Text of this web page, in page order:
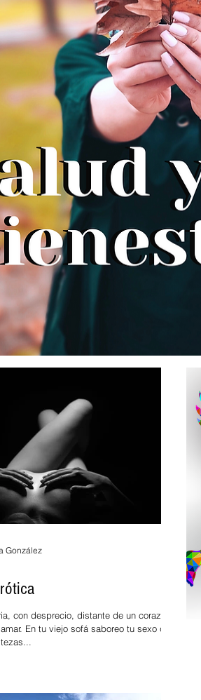
con desprecio, distante de un corazón
En tu viejo sofá saboreo tu sexo que
González